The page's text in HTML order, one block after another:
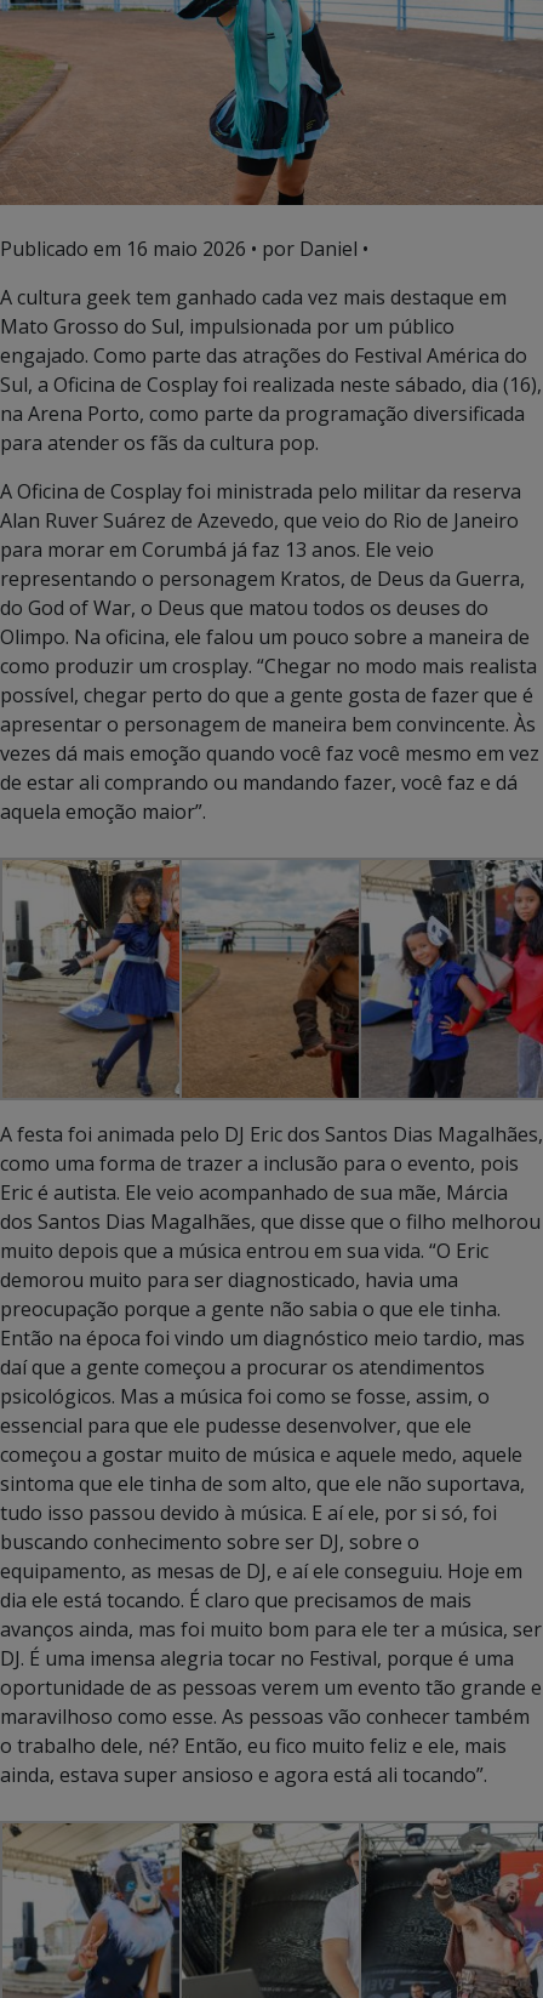
Publicado em 16 maio 2026 • por Daniel •
A cultura geek tem ganhado cada vez mais destaque em
Mato Grosso do Sul, impulsionada por um público
engajado. Como parte das atrações do Festival América do
Sul, a Oficina de Cosplay foi realizada neste sábado, dia (16),
na Arena Porto, como parte da programação diversificada
para atender os fãs da cultura pop.
A Oficina de Cosplay foi ministrada pelo militar da reserva
Alan Ruver Suárez de Azevedo, que veio do Rio de Janeiro
para morar em Corumbá já faz 13 anos. Ele veio
representando o personagem Kratos, de Deus da Guerra,
do God of War, o Deus que matou todos os deuses do
Olimpo. Na oficina, ele falou um pouco sobre a maneira de
como produzir um crosplay. “Chegar no modo mais realista
possível, chegar perto do que a gente gosta de fazer que é
apresentar o personagem de maneira bem convincente. Às
vezes dá mais emoção quando você faz você mesmo em vez
de estar ali comprando ou mandando fazer, você faz e dá
aquela emoção maior”.
A festa foi animada pelo DJ Eric dos Santos Dias Magalhães,
como uma forma de trazer a inclusão para o evento, pois
Eric é autista. Ele veio acompanhado de sua mãe, Márcia
dos Santos Dias Magalhães, que disse que o filho melhorou
muito depois que a música entrou em sua vida. “O Eric
demorou muito para ser diagnosticado, havia uma
preocupação porque a gente não sabia o que ele tinha.
Então na época foi vindo um diagnóstico meio tardio, mas
daí que a gente começou a procurar os atendimentos
psicológicos. Mas a música foi como se fosse, assim, o
essencial para que ele pudesse desenvolver, que ele
começou a gostar muito de música e aquele medo, aquele
sintoma que ele tinha de som alto, que ele não suportava,
tudo isso passou devido à música. E aí ele, por si só, foi
buscando conhecimento sobre ser DJ, sobre o
equipamento, as mesas de DJ, e aí ele conseguiu. Hoje em
dia ele está tocando. É claro que precisamos de mais
avanços ainda, mas foi muito bom para ele ter a música, ser
DJ. É uma imensa alegria tocar no Festival, porque é uma
oportunidade de as pessoas verem um evento tão grande e
maravilhoso como esse. As pessoas vão conhecer também
o trabalho dele, né? Então, eu fico muito feliz e ele, mais
ainda, estava super ansioso e agora está ali tocando”.